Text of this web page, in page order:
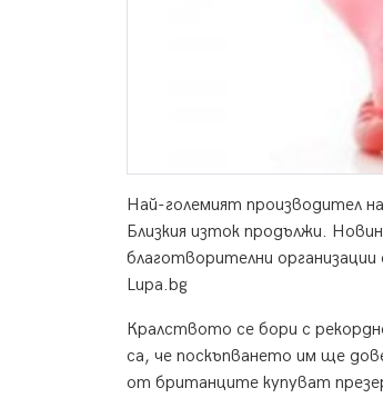
Най-големият производител
Близкия изток продължи.
благотворителни
Lupa.bg
Кралството се бори с
са, че поскъпването им ще
от британците купуват